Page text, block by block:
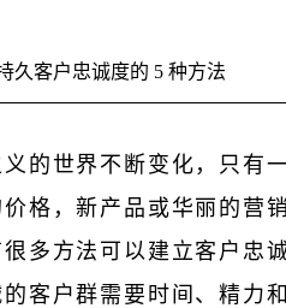
久客户忠诚度的 5 种方法
的世界不断变化，只有
格，新产品或华丽的营
多方法可以建立客户忠
客户群需要时间、精力